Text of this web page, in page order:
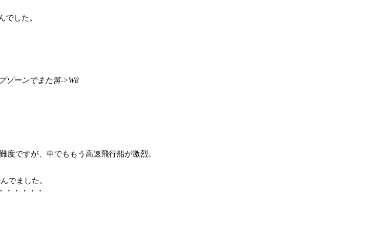
でした。
ゾーンでまた笛->W8
度ですが、中でももう高速飛行船が激烈。
でました。
・・・・・